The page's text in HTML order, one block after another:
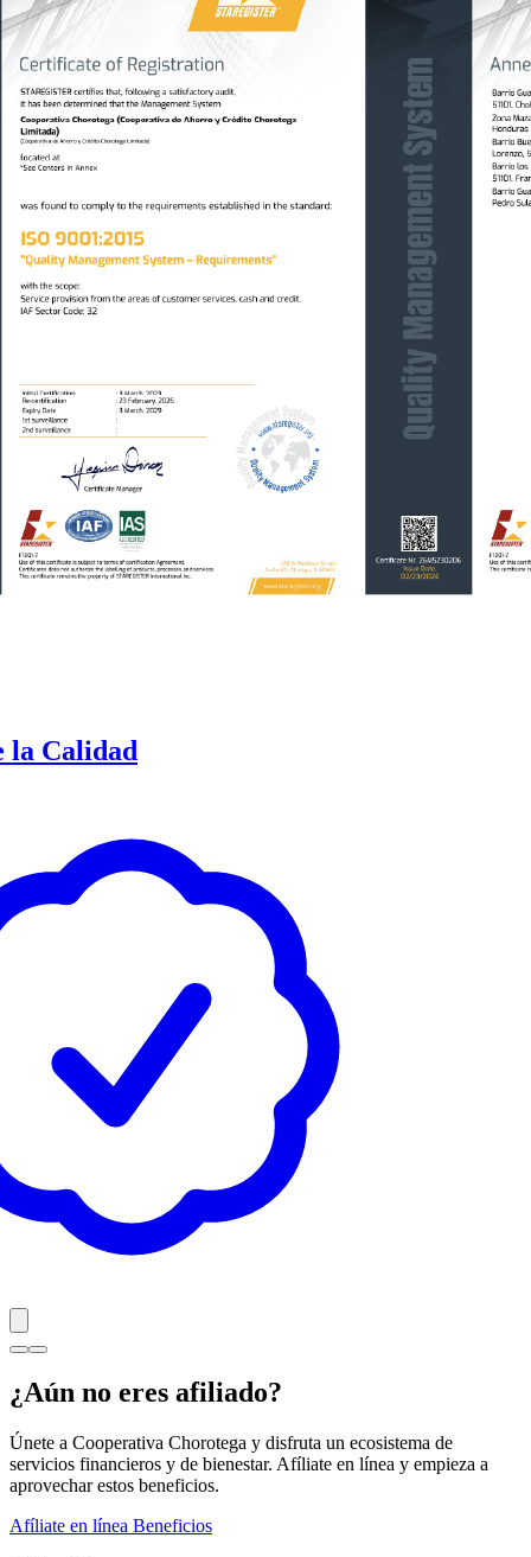
la Calidad
¿Aún no eres afiliado?
Únete a Cooperativa Chorotega y disfruta un ecosistema de
servicios financieros y de bienestar. Afíliate en línea y empieza a
aprovechar estos beneficios.
Afíliate en línea Beneficios